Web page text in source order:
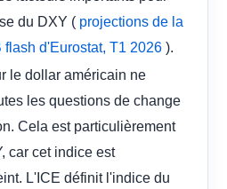
du DXY ( projections de la
flash d'Eurostat, T1 2026 ).
le dollar américain ne
les questions de change
Cela est particulièrement
car cet indice est
L'ICE définit l'indice du